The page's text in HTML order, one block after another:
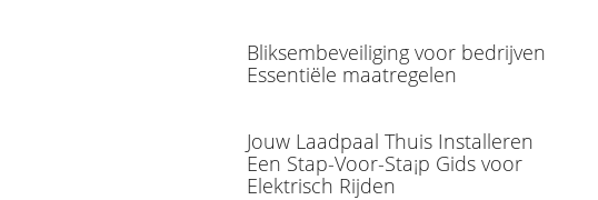
Bliksembeveiliging voor bedrijven
Essentiële maatregelen
Jouw Laadpaal Thuis Installeren
Een Stap-Voor-Sta¡p Gids voor
Elektrisch Rijden